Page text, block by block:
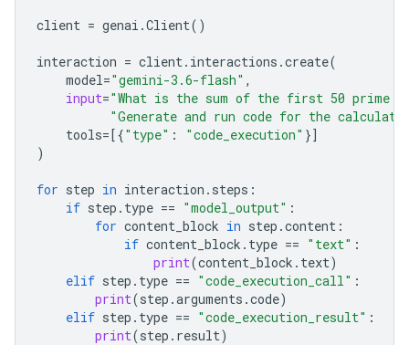
client = genai .Client()
interaction = client. interactions .create(
model="gemini-3.6-flash" ,
input="What is the sum of the first 50 prime
"Generate and run code for the
tools=[{"type" : "code_execution" }]
)
for step in interaction . steps :
if step . type == "model_output" :
for content_block in step .content :
if content_block . type == "text" :
print(content_block . text)
elif step . type == "code_execution_call" :
print(step .arguments .code)
elif step . type == "code_execution_result" :
print(step . result)